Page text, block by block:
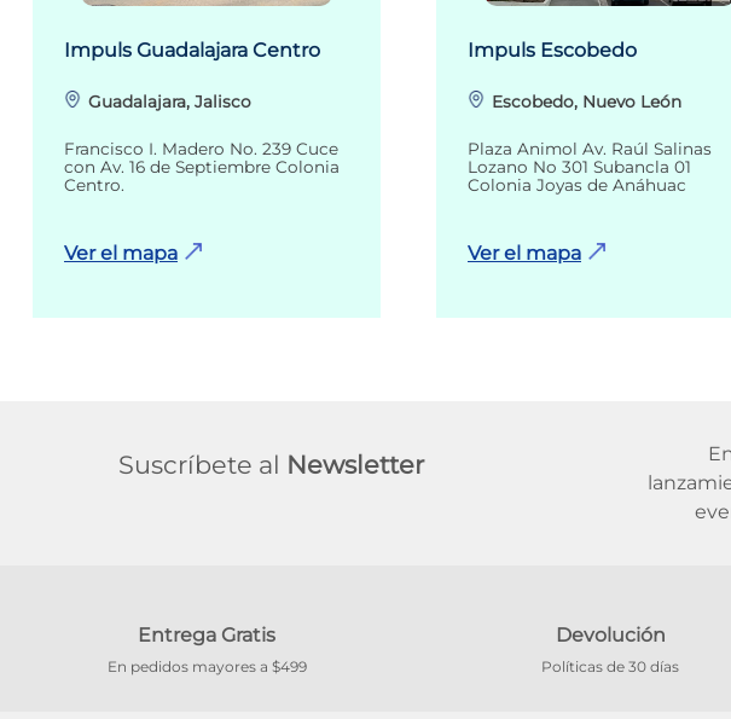
Impuls Guadalajara Centro
Guadalajara, Jalisco
Francisco I. Madero No. 239 Cuce
con Av. 16 de Septiembre Colonia
Centro.
Ver el mapa
Impuls Escobedo
Escobedo, Nuevo León
Plaza Animol Av. Raúl Salinas
Lozano No 301 Subancla 01
Colonia Joyas de Anáhuac
Ver el mapa
Suscríbete al Newsletter
Entrega Gratis
En pedidos mayores a $499
Devolución
Políticas de 30 días